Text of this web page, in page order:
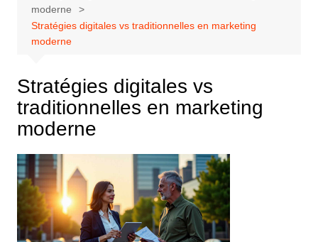
moderne
Stratégies digitales vs traditionnelles en marketing
moderne
Stratégies digitales vs
traditionnelles en marketing
moderne